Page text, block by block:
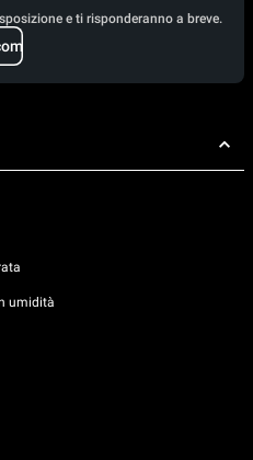
e ti risponderanno a breve.
umidità